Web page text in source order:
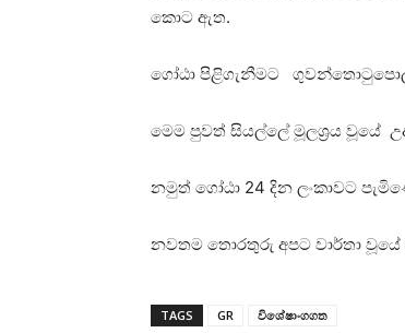
කොට ඇත.
ගෝඨා පිළිගැනීමට
මෙම පුවත් සියල්ලේ මූලශ්‍රය වූයේ
නමුත් ගෝඨා 24 දින ලංකාවට
නවතම තොරතු‍රු අපට වාර්තා වූයේ
TAGS GR විශේෂාංගගත